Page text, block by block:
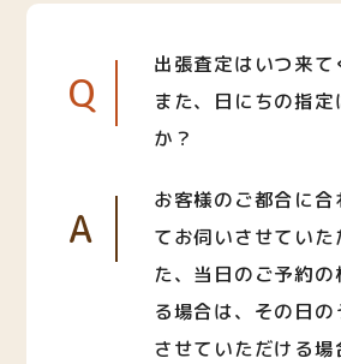
Q
出張査定はいつ来て
また、日にちの指定
か？
A
お客様のご都合に合
てお伺いさせていた
た、当日のご予約
る場合は、その日
させていただける場